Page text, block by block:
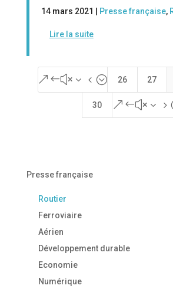
14 mars 2021 | Presse française,
Lire la suite
&#x34; 26 27
30
Presse française
Routier
Ferroviaire
Aérien
Développement durable
Economie
Numérique